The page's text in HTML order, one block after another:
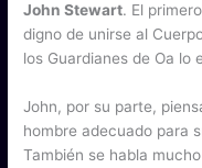
John Stewart. El
digno de unirse al
los Guardianes de Oa lo
John, por su parte,
hombre adecuado para
También se habla